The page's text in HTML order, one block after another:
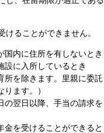
ることができません。
国内に住所を有しないとき
設に入所しているとき
所を除きます。里親に委託
ます。）
翌日以降、手当の請求を
金を受けることができると